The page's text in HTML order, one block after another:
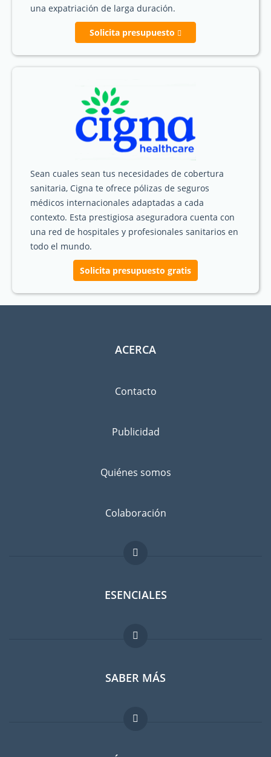
una expatriación de larga duración.
Solicita presupuesto
Sean cuales sean tus necesidades de cobertura
sanitaria, Cigna te ofrece pólizas de seguros
médicos internacionales adaptadas a cada
contexto. Esta prestigiosa aseguradora cuenta con
una red de hospitales y profesionales sanitarios en
todo el mundo.
Solicita presupuesto gratis
ACERCA
Contacto
Publicidad
Quiénes somos
Colaboración
ESENCIALES
Foro para expatriados
Guia para expatriados
Trabajos en el extranjero
SABER MÁS
FAQ